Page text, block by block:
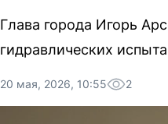
Глава города Игорь
гидравлических
20 мая, 2026, 10:55 2